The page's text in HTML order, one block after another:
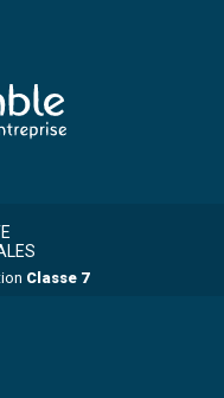
Classe 7